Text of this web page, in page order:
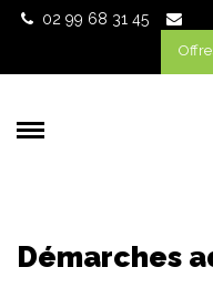
Gestion des traceurs
02 99 68 31 45
Démarches